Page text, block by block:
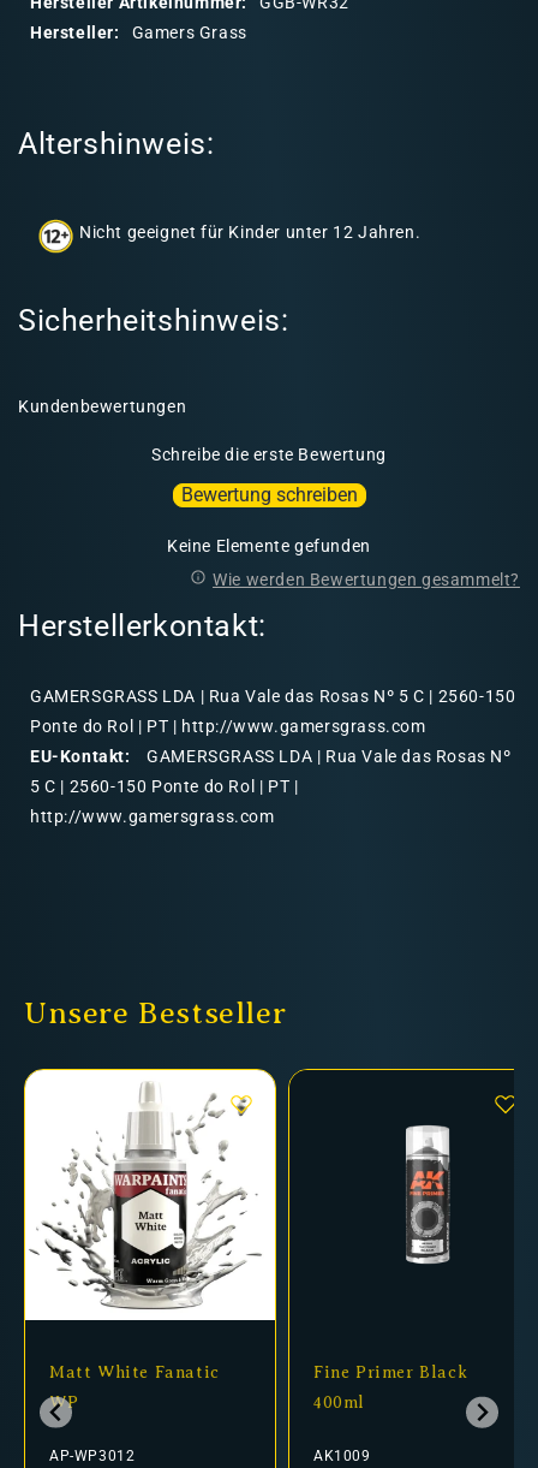
n
Hersteller:
Gamers Grass
Altershinweis:
Nicht geeignet für Kinder unter 12 Jahren.
Sicherheitshinweis:
Kundenbewertungen
Schreibe die erste Bewertung
Bewertung schreiben
Keine Elemente gefunden
Wie werden Bewertungen gesammelt?
Herstellerkontakt:
GAMERSGRASS LDA | Rua Vale das Rosas Nº 5 C | 2560-150
Ponte do Rol | PT | http://www.gamersgrass.com
EU-Kontakt:
GAMERSGRASS LDA | Rua Vale das Rosas Nº
5 C | 2560-150 Ponte do Rol | PT |
http://www.gamersgrass.com
Unsere Bestseller
Matt White Fanatic
WP
AP-WP3012
Fine Primer Black
400ml
AK1009